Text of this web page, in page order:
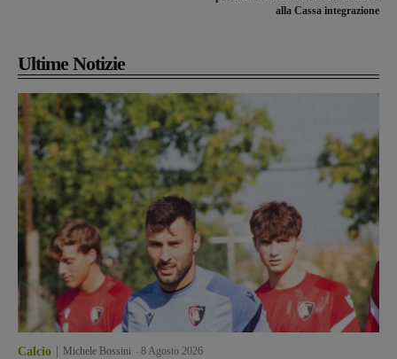
alla Cassa integrazione
Ultime Notizie
Calcio Michele Bossini 8 Agosto 2026